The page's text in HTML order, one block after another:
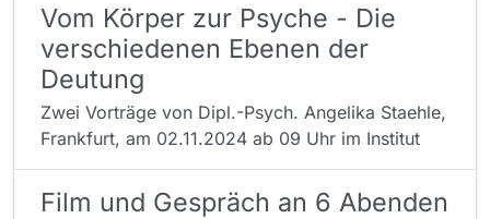
Vom Körper zur Psyche - Die
verschiedenen Ebenen der
Deutung
Zwei Vorträge von Dipl.-Psych. Angelika Staehle,
Frankfurt, am 02.11.2024 ab 09 Uhr im Institut
Film und Gespräch an 6 Abenden